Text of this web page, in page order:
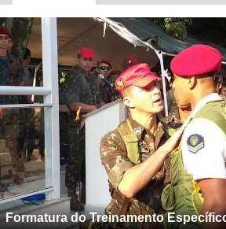
Formatura do Treinamento